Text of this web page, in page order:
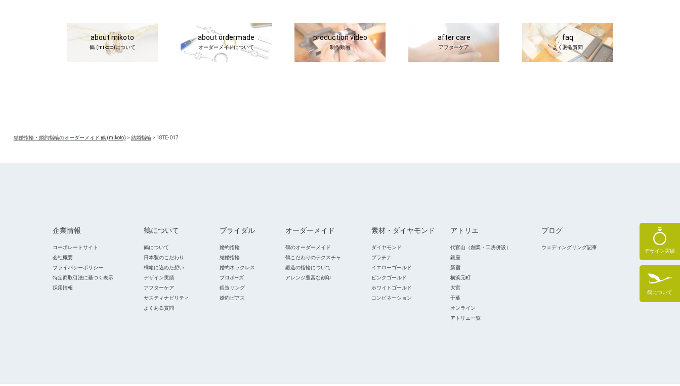
デザイン実績
鶴について
about mikoto
鶴 (mikoto)について
about ordermade
オーダーメイドについて
production video
制作動画
after care
アフターケア
faq
よくある質問
結婚指輪・婚約指輪のオーダーメイド 鶴 (mikoto) > 結婚指輪> 18TE-017
企業情報
コーポレートサイト
会社概要
プライバシーポリシー
特定商取引法に基づく表示
採用情報
鶴について
鶴について
日本製のこだわり
桐箱に込めた想い
デザイン実績
アフターケア
サスティナビリティ
よくある質問
ブライダル
婚約指輪
結婚指輪
婚約ネックレス
プロポ―ズ
鍛造リング
婚約ピアス
オーダーメイド
鶴のオーダーメイド
鶴こだわりのテクスチャ
鍛造の指輪について
アレンジ豊富な刻印
素材・ダイヤモンド
ダイヤモンド
プラチナ
イエローゴールド
ピンクゴールド
ホワイトゴールド
コンビネーション
アトリエ
代官山（創業・工房併設）
銀座
新宿
横浜元町
大宮
千葉
オンライン
アトリエ一覧
ブログ
ウェディングリング記事